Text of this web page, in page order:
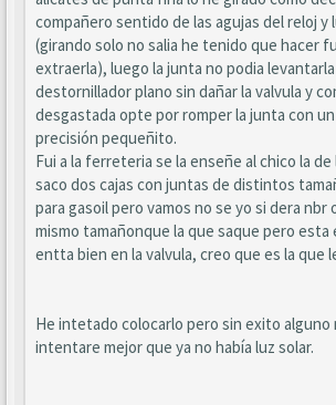
compañero sentido de las agujas del reloj y
(girando solo no salia he tenido que hacer
extraerla), luego la junta no podia
destornillador plano sin dañar la valvula y
desgastada opte por romper la junta con
precisión pequeñito.
Fui a la ferreteria se la enseñe al chico la de
saco dos cajas con juntas de distintos
para gasoil pero vamos no se yo si dera nbr
mismo tamañonque la que saque pero esta
entta bien en la valvula, creo que es la que
He intetado colocarlo pero sin exito alguno
intentare mejor que ya no había luz solar.